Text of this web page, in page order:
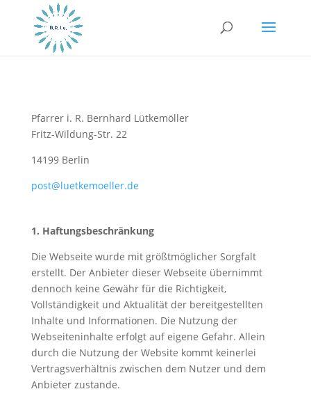
Pfarrer i. R. Bernhard Lütkemöller
Fritz-Wildung-Str. 22
14199 Berlin
post@luetkemoeller.de
1. Haftungsbeschränkung
Die Webseite wurde mit größtmöglicher Sorgfalt
erstellt. Der Anbieter dieser Webseite übernimmt
dennoch keine Gewähr für die Richtigkeit,
Vollständigkeit und Aktualität der bereitgestellten
Inhalte und Informationen. Die Nutzung der
Webseiteninhalte erfolgt auf eigene Gefahr. Allein
durch die Nutzung der Website kommt keinerlei
Vertragsverhältnis zwischen dem Nutzer und dem
Anbieter zustande.